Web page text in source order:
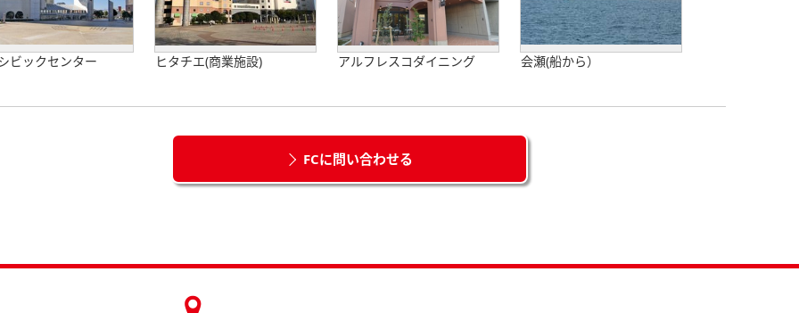
ビックセンター ヒタチエ(商業施設) アルフレスコダイニング 会瀬(船から）
FCに問い合わせる